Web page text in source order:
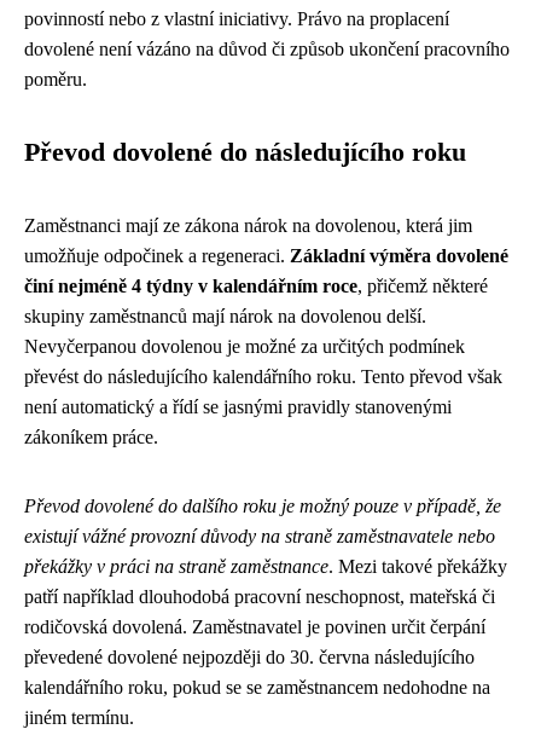
povinností nebo z vlastní iniciativy. Právo na proplacení
dovolené není vázáno na důvod či způsob ukončení pracovního
poměru.
Převod dovolené do následujícího roku
Zaměstnanci mají ze zákona nárok na dovolenou, která jim
umožňuje odpočinek a regeneraci. Základní výměra dovolené
činí nejméně 4 týdny v kalendářním roce, přičemž některé
skupiny zaměstnanců mají nárok na dovolenou delší.
Nevyčerpanou dovolenou je možné za určitých podmínek
převést do následujícího kalendářního roku. Tento převod však
není automatický a řídí se jasnými pravidly stanovenými
zákoníkem práce.
Převod dovolené do dalšího roku je možný pouze v případě, že
existují vážné provozní důvody na straně zaměstnavatele nebo
překážky v práci na straně zaměstnance. Mezi takové překážky
patří například dlouhodobá pracovní neschopnost, mateřská či
rodičovská dovolená. Zaměstnavatel je povinen určit čerpání
převedené dovolené nejpozději do 30. června následujícího
kalendářního roku, pokud se se zaměstnancem nedohodne na
jiném termínu.